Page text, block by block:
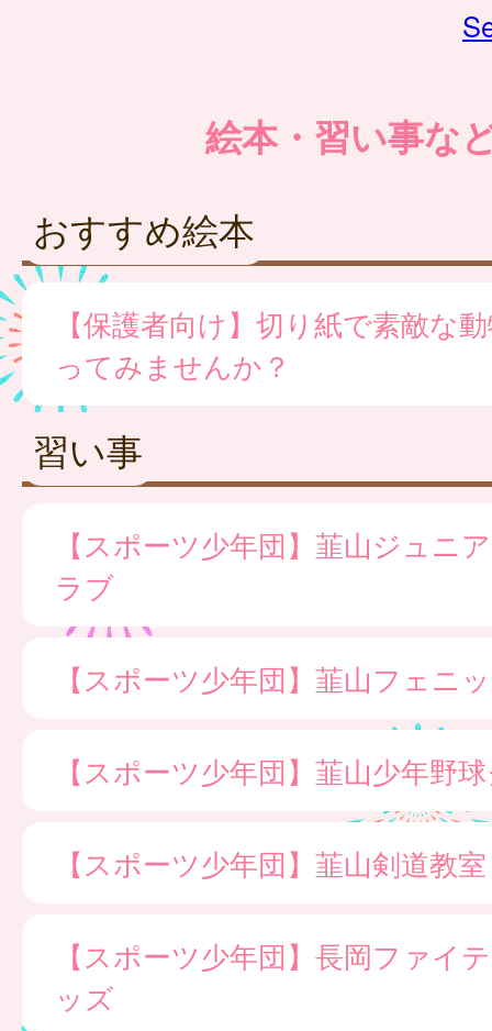
絵本・習い事な
おすすめ絵本
【保護者向け】切り紙で素敵な
ってみませんか？
習い事
【スポーツ少年団】韮山ジュニ
ラブ
【スポーツ少年団】韮山フェニ
【スポーツ少年団】韮山少年野
【スポーツ少年団】韮山剣道教室
【スポーツ少年団】長岡ファイ
ッズ